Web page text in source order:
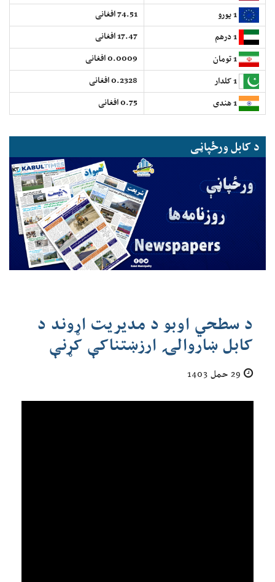
74.51 افغانی
17.47 افغانی
0.0009 افغانی
0.2328 افغانی
0.75 افغانی
د کابل ورځپاڼی
د سطحي اوبو د مدیریت اړوند د
کابل ښاروالۍ ارزښتناکې کړنې